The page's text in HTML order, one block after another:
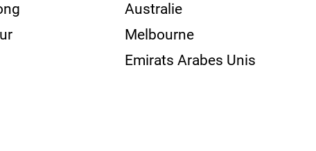
Australie
Melbourne
Emirats Arabes Unis